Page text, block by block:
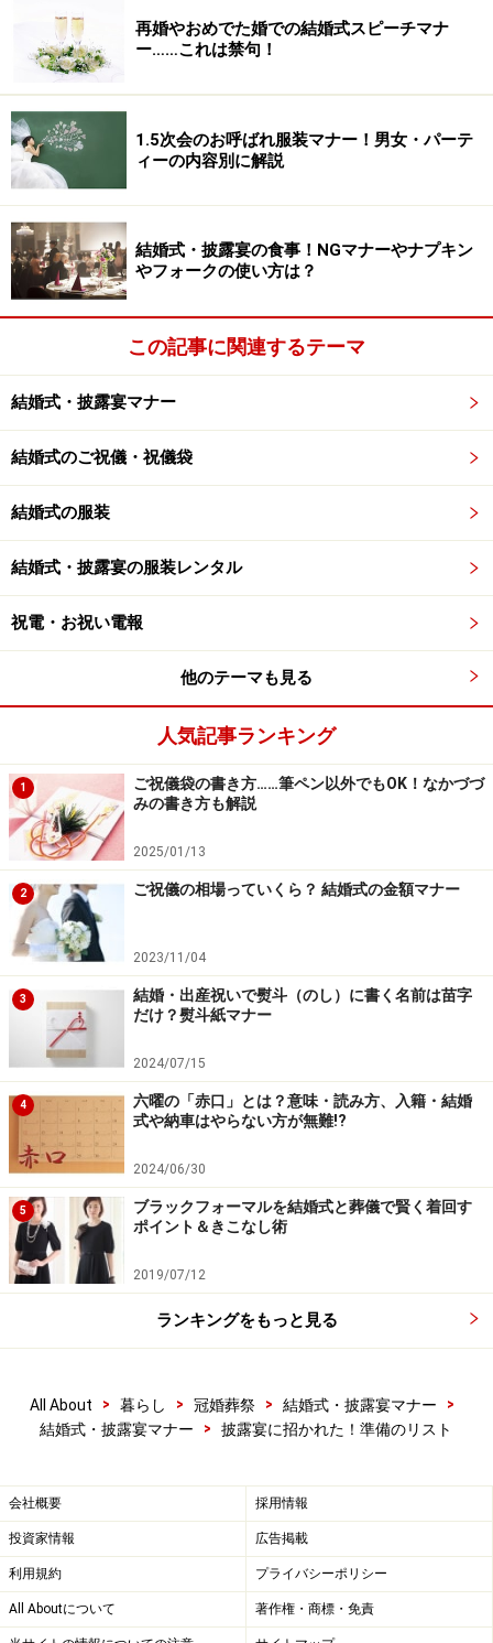
再婚やおめでた婚での結婚式スピーチマナ
ー……これは禁句！
1.5次会のお呼ばれ服装マナー！男女・パーテ
ィーの内容別に解説
結婚式・披露宴の食事！NGマナーやナプキン
やフォークの使い方は？
この記事に関連するテーマ
結婚式・披露宴マナー
結婚式のご祝儀・祝儀袋
結婚式の服装
結婚式・披露宴の服装レンタル
祝電・お祝い電報
他のテーマも見る
人気記事ランキング
1
ご祝儀袋の書き方……筆ペン以外でもOK！なかづづ
みの書き方も解説
2025/01/13
2 ご祝儀の相場っていくら？ 結婚式の金額マナー
2023/11/04
3
結婚・出産祝いで熨斗（のし）に書く名前は苗字
だけ？熨斗紙マナー
2024/07/15
4
六曜の「赤口」とは？意味・読み方、入籍・結婚
式や納車はやらない方が無難!?
2024/06/30
5
ブラックフォーマルを結婚式と葬儀で賢く着回す
ポイント＆きこなし術
2019/07/12
ランキングをもっと見る
All About > 暮らし > 冠婚葬祭 > 結婚式・披露宴マナー
>
結婚式・披露宴マナー
> 披露宴に招かれた！準備のリスト
会社概要 採用情報
投資家情報 広告掲載
利用規約 プライバシーポリシー
All Aboutについて 著作権・商標・免責